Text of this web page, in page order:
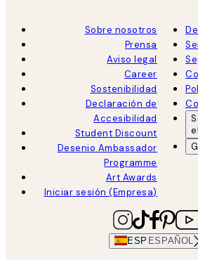
Sobre nosotros
Prensa
Aviso legal
Career
Sostenibilidad
Declaración de
Accesibilidad
Student Discount
Desenio Ambassador
Programme
Art Awards
Iniciar sesión (Empresa)
ESP ESPAÑOL